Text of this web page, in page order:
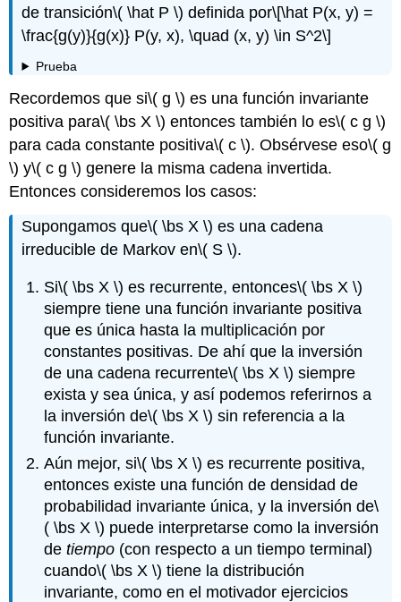
de transición\( \hat P \) definida por\[\hat P(x, y) =
\frac{g(y)}{g(x)} P(y, x), \quad (x, y) \in S^2\]
Prueba
Recordemos que si\( g \) es una función invariante
positiva para\( \bs X \) entonces también lo es\( c g \)
para cada constante positiva\( c \). Obsérvese eso\( g
\) y\( c g \) genere la misma cadena invertida.
Entonces consideremos los casos:
Supongamos que\( \bs X \) es una cadena
irreducible de Markov en\( S \).
Si\( \bs X \) es recurrente, entonces\( \bs X \)
siempre tiene una función invariante positiva
que es única hasta la multiplicación por
constantes positivas. De ahí que la inversión
de una cadena recurrente\( \bs X \) siempre
exista y sea única, y así podemos referirnos a
la inversión de\( \bs X \) sin referencia a la
función invariante.
Aún mejor, si\( \bs X \) es recurrente positiva,
entonces existe una función de densidad de
probabilidad invariante única, y la inversión de\
( \bs X \) puede interpretarse como la inversión
detiempo (con respecto a un tiempo terminal)
cuando\( \bs X \) tiene la distribución
invariante, como en el motivador ejercicios